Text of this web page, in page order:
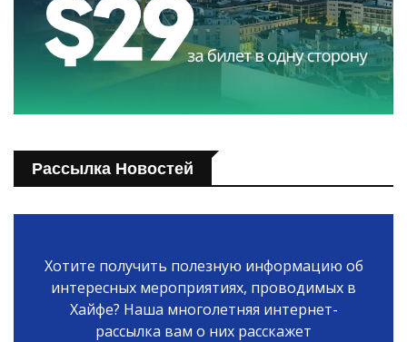
Рассылка Новостей
Хотите получить полезную информацию об
интересных мероприятиях, проводимых в
Хайфе? Наша многолетняя интернет-
рассылка вам о них расскажет